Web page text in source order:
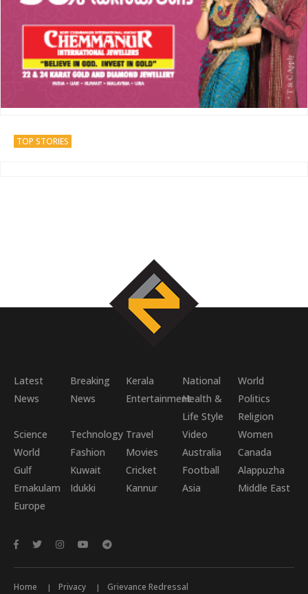
TOP STORIES
Latest
News
Breaking
News
Kerala National
World
EntertainmentHealth &
Life Style
Politics
Religion
Science
World
Technology Travel Video
Women
Fashion
Movies Australia
Canada
Gulf
Kuwait Cricket Football
Alappuzha
Ernakulam
Idukki Kannur Asia
Middle East
Europe
Home Privacy Grievance Redressal